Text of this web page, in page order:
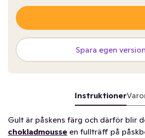
Spara egen version
Instruktioner
Gult är påskens färg och därför blir
chokladmousse en fullträff på